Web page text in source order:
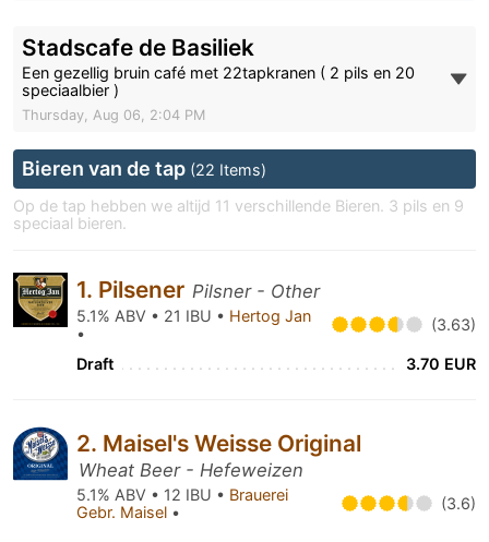
Stadscafe de Basiliek
Een gezellig bruin café met 22tapkranen ( 2 pils en 20
speciaalbier )
Thursday, Aug 06, 2:04 PM
Bieren van de tap (22 Items)
Op de tap hebben we altijd 11 verschillende Bieren. 3 pils en 9
speciaal bieren.
1. Pilsener Pilsner - Other
5.1% ABV • 21 IBU • Hertog Jan
•
(3.63)
Draft 3.70 EUR
2. Maisel's Weisse Original
Wheat Beer - Hefeweizen
5.1% ABV • 12 IBU • Brauerei
Gebr. Maisel • (3.6)